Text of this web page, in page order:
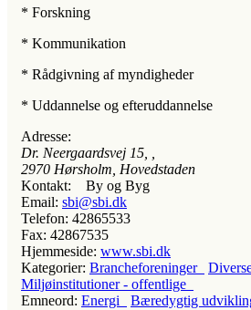
* Forskning
* Kommunikation
* Rådgivning af myndigheder
* Uddannelse og efteruddannelse
Adresse:
Dr. Neergaardsvej 15
2970 Hørsholm, Hovedstaden
Kontakt:
By og Byg
Email: sbi@sbi.dk
Telefon: 42865533
Fax: 42867535
Hjemmeside: www.sbi.dk
Kategorier: Brancheforeninger
Miljøinstitutioner - offentlige
Emneord: Energi Bæredygtig